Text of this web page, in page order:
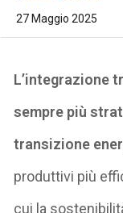
27 Maggio 2025
L’integrazione
sempre più
transizione
produttivi più
cui la